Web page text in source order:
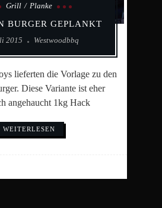
Grill Planke
BURGER GEPLANKT
2015 Westwoodbbq
lieferten die Vorlage zu den
Diese Variante ist eher
angehaucht 1kg Hack
WEITERLESEN